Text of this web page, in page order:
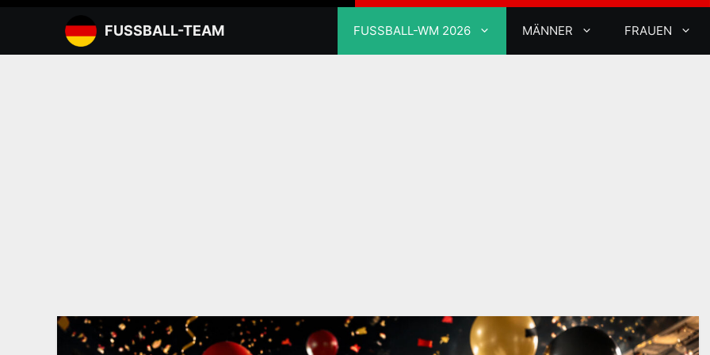
FUSSBALL-TEAM FUSSBALL-WM 2026 MÄNNER FRAUEN